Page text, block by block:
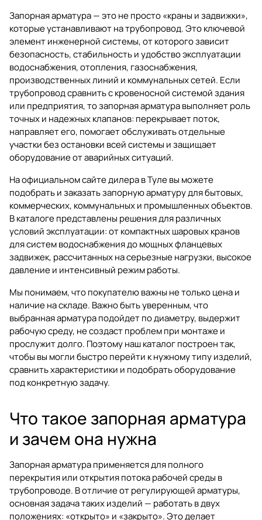
Запорная арматура — это не просто «краны и задвижки»,
которые устанавливают на трубопровод. Это ключевой
элемент инженерной системы, от которого зависит
безопасность, стабильность и удобство эксплуатации
водоснабжения, отопления, газоснабжения,
производственных линий и коммунальных сетей. Если
трубопровод сравнить с кровеносной системой здания
или предприятия, то запорная арматура выполняет роль
точных и надежных клапанов: перекрывает поток,
направляет его, помогает обслуживать отдельные
участки без остановки всей системы и защищает
оборудование от аварийных ситуаций.
На официальном сайте дилера в Туле вы можете
подобрать и заказатьзапорную арматурудля бытовых,
коммерческих, коммунальных и промышленных объектов.
В каталоге представлены решения для различных
условий эксплуатации: от компактных шаровых кранов
для систем водоснабжения до мощных фланцевых
задвижек, рассчитанных на серьезные нагрузки, высокое
давление и интенсивный режим работы.
Мы понимаем, что покупателю важны не только цена и
наличие на складе. Важно быть уверенным, что
выбранная арматура подойдет по диаметру, выдержит
рабочую среду, не создаст проблем при монтаже и
прослужит долго. Поэтому наш каталог построен так,
чтобы вы могли быстро перейти к нужному типу изделий,
сравнить характеристики и подобрать оборудование
под конкретную задачу.
Что такое запорная арматура
и зачем она нужна
Запорная арматура применяется для полного
перекрытия или открытия потока рабочей среды в
трубопроводе. В отличие от регулирующей арматуры,
основная задача таких изделий — работать в двух
положениях: «открыто» и «закрыто». Это делает